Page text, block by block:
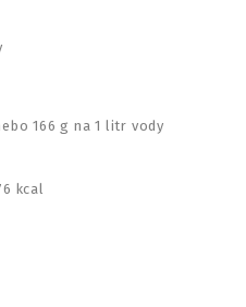
166 g na 1 litr vody
kcal